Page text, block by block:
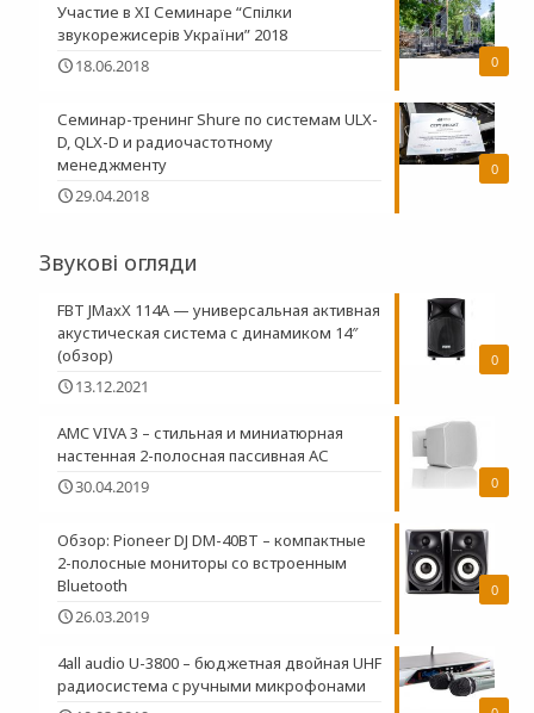
0
Участие в XI Семинаре “Спілки
звукорежисерів України” 2018
18.06.2018
0
Семинар-тренинг Shure по системам ULX-
D, QLX-D и радиочастотному
менеджменту
29.04.2018
Звукові огляди
0
FBT JMaxX 114A — универсальная активная
акустическая система с динамиком 14″
(обзор)
13.12.2021
0
AMC VIVA 3 – стильная и миниатюрная
настенная 2-полосная пасcивная АС
30.04.2019
0
Обзор: Pioneer DJ DM-40BT – компактные
2-полосные мониторы со встроенным
Bluetooth
26.03.2019
4all audio U-3800 – бюджетная двойная UHF
радиосистема c ручными микрофонами